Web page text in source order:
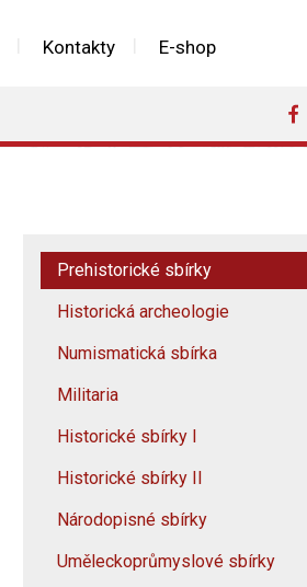
Kontakty E-shop
Prehistorické sbírky
Historická archeologie
Numismatická sbírka
Militaria
Historické sbírky I
Historické sbírky II
Národopisné sbírky
Uměleckoprůmyslové sbírky